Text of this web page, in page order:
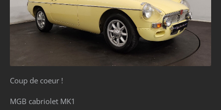
Coup de coeur !
MGB cabriolet MK1